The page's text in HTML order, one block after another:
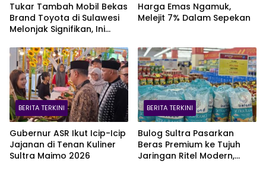
Tukar Tambah Mobil Bekas
Brand Toyota di Sulawesi
Melonjak Signifikan, Ini
Harga Emas Ngamuk,
Melejit 7% Dalam Sepekan
BERITA TERKINI
Gubernur ASR Ikut Icip-Icip
Jajanan di Tenan Kuliner
Sultra Maimo 2026
BERITA TERKINI
Bulog Sultra Pasarkan
Beras Premium ke Tujuh
Jaringan Ritel Modern,